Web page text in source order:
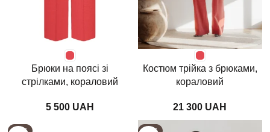
Брюки на поясі зі
стрілками, кораловий
UAH
Костюм трійка з брюками,
кораловий
UAH
HOT HOT